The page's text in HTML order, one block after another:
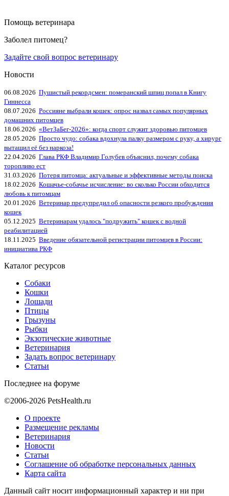
Помощь ветеринара
Заболел питомец?
Задайте свой вопрос ветеринару
Новости
06.08.2026 Пушистый рекордсмен: померанский шпиц попал в Книгу
Гиннесса
08.07.2026 Россияне выбрали кошек: опрос назвал самых популярных
домашних питомцев
18.06.2026 «ВетЗаБег‑2026»: когда спорт служит здоровью питомцев
28.05.2026 Просто чудо: собака вдохнула палку размером с руку, а хирург
вытащил её без наркоза!
22.04.2026 Глава РКФ Владимир Голубев объяснил, почему собака
торопливо ест
31.03.2026 Потеря питомца: актуальные и эффективные методы поиска
18.02.2026 Кошачье-собачье исчисление: во сколько России обходится
любовь к питомцам
20.01.2026 Ветеринар предупредил об опасности резкого пробуждения
кошек
05.12.2025 Ветеринарам удалось "подружить" кошек с водной
реабилитацией
18.11.2025 Введение обязательной регистрации питомцев в России:
инициатива РКФ
Каталог ресурсов
Собаки
Кошки
Лошади
Птицы
Грызуны
Рыбки
Экзотические животные
Ветеринария
Задать вопрос ветеринару
Статьи
Последнее на форуме
©2006-2026 PetsHealth.ru
О проекте
Размещение рекламы
Ветеринария
Новости
Статьи
Соглашение об обработке персональных данных
Карта сайта
Данный сайт носит информационный характер и ни при